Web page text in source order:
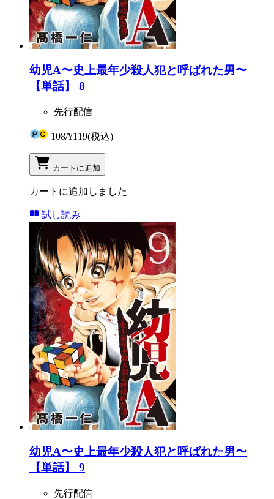
幼児A〜史上最年少殺人犯と呼ばれた男〜
【単話】 8
先行配信
108/¥119(税込)
カートに追加
カートに追加しました
試し読み
幼児A〜史上最年少殺人犯と呼ばれた男〜
【単話】 9
先行配信